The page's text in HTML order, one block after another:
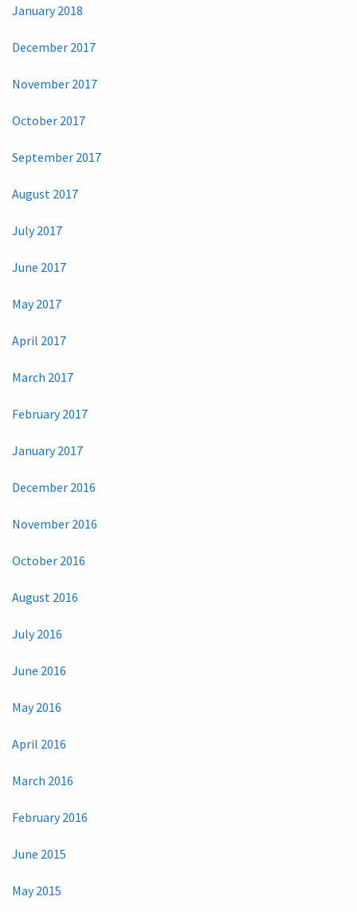
January 2018
December 2017
November 2017
October 2017
September 2017
August 2017
July 2017
June 2017
May 2017
April 2017
March 2017
February 2017
January 2017
December 2016
November 2016
October 2016
August 2016
July 2016
June 2016
May 2016
April 2016
March 2016
February 2016
June 2015
May 2015